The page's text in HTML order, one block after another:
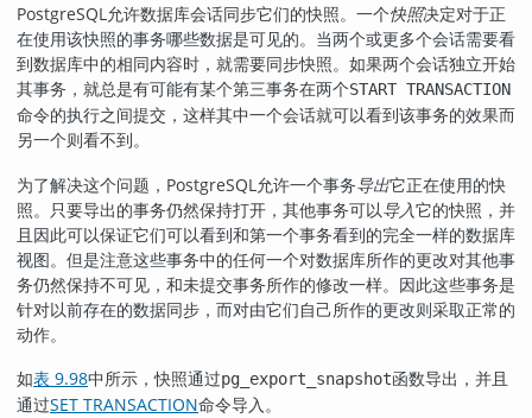
PostgreSQL允许数据库会话同步它们的快照。一个快照决定对于正
在使用该快照的事务哪些数据是可见的。当两个或更多个会话需要看
到数据库中的相同内容时，就需要同步快照。如果两个会话独立开始
其事务，就总是有可能有某个第三事务在两个START TRANSACTION
命令的执行之间提交，这样其中一个会话就可以看到该事务的效果而
另一个则看不到。
为了解决这个问题， PostgreSQL 允许一个事务导出它正在使用的快
照。只要导出的事务仍然保持打开，其他事务可以导入它的快照，并
且因此可以保证它们可以看到和第一个事务看到的完全一样的数据库
视图。但是注意这些事务中的任何一个对数据库所作的更改对其他事
务仍然保持不可见，和未提交事务所作的修改一样。因此这些事务是
针对以前存在的数据同步，而对由它们自己所作的更改则采取正常的
动作。
如表 9.98中所示，快照通过pg_export_snapshot函数导出，并且
通过SET TRANSACTION命令导入。